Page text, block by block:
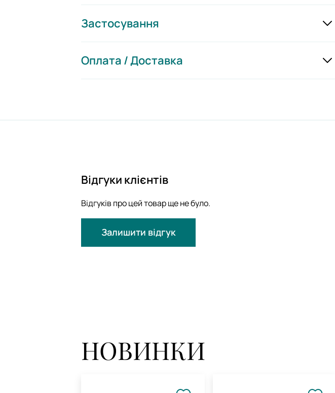
Застосування
Оплата / Доставка
Відгуки клієнтів
Відгуків про цей товар ще не було.
Залишити відгук
НОВИНКИ